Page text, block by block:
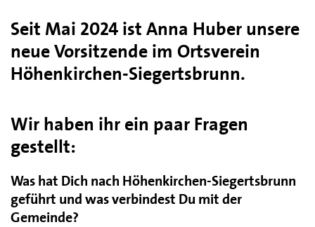
Seit Mai 2024 ist Anna Huber unsere
neue Vorsitzende im Ortsverein
Höhenkirchen-Siegertsbrunn.
Wir haben ihr ein paar Fragen
gestellt:
Was hat Dich nach Höhenkirchen-Siegertsbrunn
geführt und was verbindest Du mit der
Gemeinde?